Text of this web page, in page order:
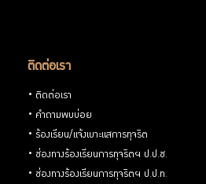
ติดต่อเรา
ติดต่อเรา
คำถามพบบ่อย
ร้องเรียน/แจ้งเบาะแสการทุจริต
ช่องทางร้องเรียนการทุจริตฯ ป.ป.ช.
ช่องทางร้องเรียนการทุจริตฯ ป.ป.ท.